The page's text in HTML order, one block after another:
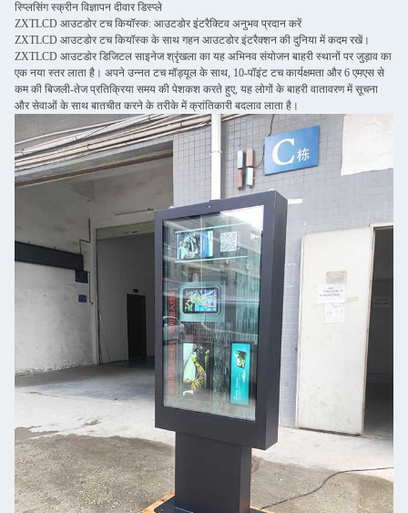
स्प्लिसिंग स्क्रीन विज्ञापन दीवार डिस्प्ले
ZXTLCD आउटडोर टच कियॉस्क: आउटडोर इंटरैक्टिव अनुभव प्रदान करें
ZXTLCD आउटडोर टच कियॉस्क के साथ गहन आउटडोर इंटरैक्शन की दुनिया में कदम रखें।
ZXTLCD आउटडोर डिजिटल साइनेज श्रृंखला का यह अभिनव संयोजन बाहरी स्थानों पर जुड़ाव का
एक नया स्तर लाता है। अपने उन्नत टच मॉड्यूल के साथ, 10-पॉइंट टच कार्यक्षमता और 6 एमएस से
कम की बिजली-तेज प्रतिक्रिया समय की पेशकश करते हुए, यह लोगों के बाहरी वातावरण में सूचना
और सेवाओं के साथ बातचीत करने के तरीके में क्रांतिकारी बदलाव लाता है।